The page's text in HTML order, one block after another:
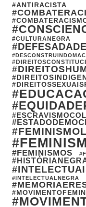
#ANTIRACISTA
#CULTURANEGRA
#FEMINISMOS
#INTELECTUALNEGRA